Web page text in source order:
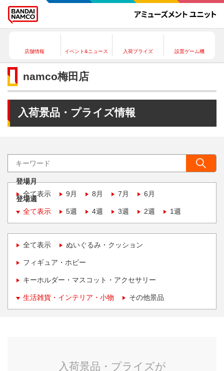
店舗情報 イベント&ニュース 入荷プライズ 設置ゲーム機
namco梅田店
入荷景品・プライズ情報
登場月
全て表示
9月 8月 7月 6月
登場週
全て表示
5週 4週 3週 2週 1週
全て表示 ぬいぐるみ・クッション
フィギュア・ホビー
キーホルダー・マスコット・アクセサリー
生活雑貨・インテリア・小物 その他景品